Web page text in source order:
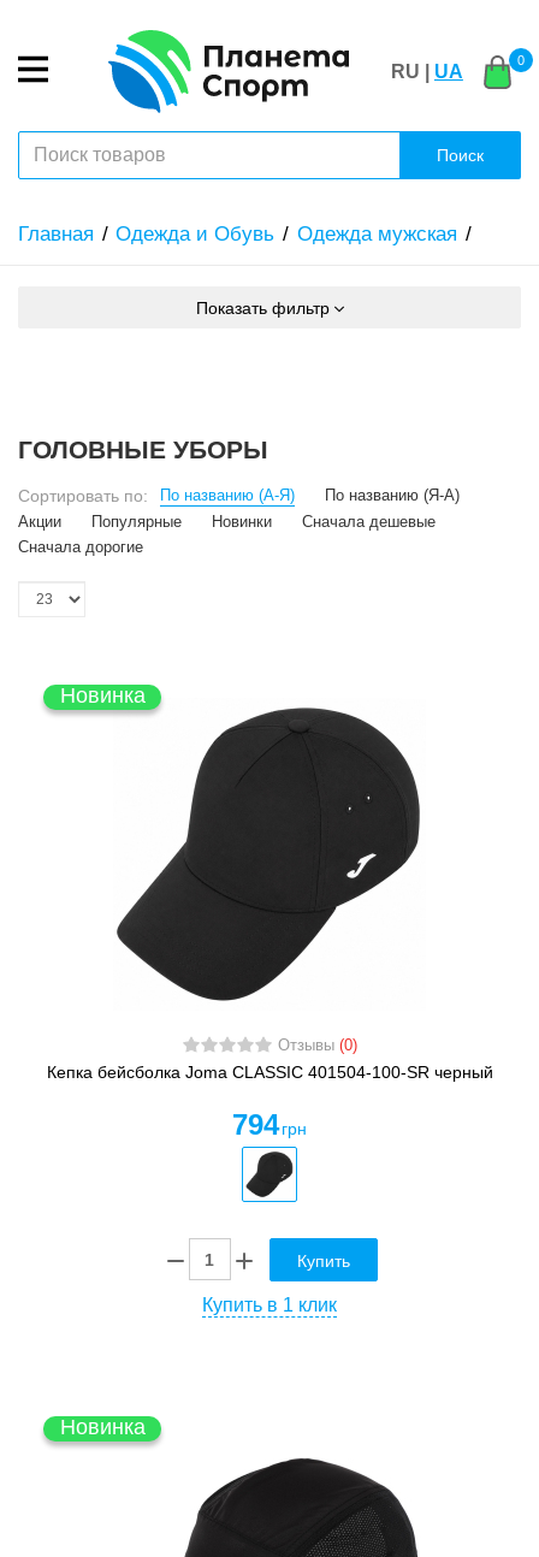
RU | UA
0
Поиск
Главная Одежда и Обувь Одежда мужская
Показать фильтр
ГОЛОВНЫЕ УБОРЫ
Сортировать по: По названию (А-Я)
По названию (Я-А)
Акции
Популярные Новинки
Сначала дешевые
Сначала дорогие
Новинка
Отзывы (0)
Кепка бейсболка Joma CLASSIC 401504-100-SR черный
794 грн
Купить
Купить в 1 клик
Новинка